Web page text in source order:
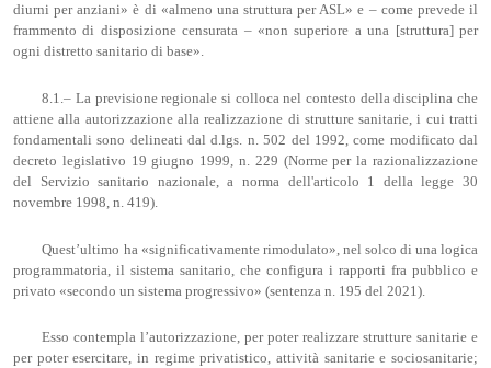
diurni per anziani» è di «almeno una struttura per ASL» e – come prevede il
frammento di disposizione censurata – «non superiore a una [struttura] per
ogni distretto sanitario di base».
8.1.– La previsione regionale si colloca nel contesto della disciplina che
attiene alla autorizzazione alla realizzazione di strutture sanitarie, i cui tratti
fondamentali sono delineati dal d.lgs. n. 502 del 1992, come modificato dal
decreto legislativo 19 giugno 1999, n. 229 (Norme per la razionalizzazione
del Servizio sanitario nazionale, a norma dell'articolo 1 della legge 30
novembre 1998, n. 419).
Quest’ultimo ha «significativamente rimodulato», nel solco di una logica
programmatoria, il sistema sanitario, che configura i rapporti fra pubblico e
privato «secondo un sistema progressivo» (sentenza n. 195 del 2021).
Esso contempla l’autorizzazione, per poter realizzare strutture sanitarie e
per poter esercitare, in regime privatistico, attività sanitarie e sociosanitarie;